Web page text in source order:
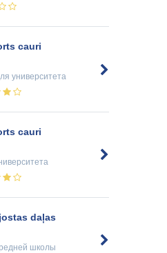
cauri
университета
cauri
daļas
школы